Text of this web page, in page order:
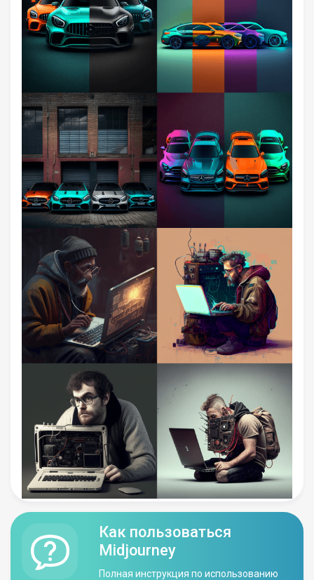
Как пользоваться
Midjourney
Полная инструкция по использованию